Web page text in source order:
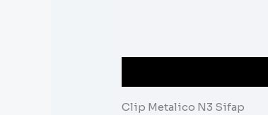
Clip Metalico N3 Sifap